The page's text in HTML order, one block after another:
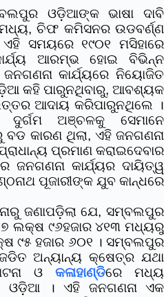
ଓଡ଼ିଆଙ୍କ ଭାଷା ଦାବି
ଚିଫ କମିସନର ଉଡବର୍ଣ୍ଣ
ସମୟରେ ୧୯୦୧ ମସିହାରେ
ଆରମ୍ଭ ହୋଇ ବିଭିନ୍ନ
କାର୍ଯ୍ୟରେ ନିୟୋଜିତ
ଓଡ଼ିଆ କହି ପାରୁନଥିବାରୁ, ଆବଶ୍ୟକ
ଆଦାୟ କରିପାରୁନଥିଲେ ।
ଅଞ୍ଚଳକୁ ସେମାନେ
କାରଣ ଥିଲା, ଏହି ଜନଗଣନା
ପ୍ରମାଣ କରାଇଦେବାର
କାର୍ଯ୍ୟର ଦାୟିତ୍ୱ
ପୂଜାରୀଙ୍କ ଯୁବ କାନ୍ଧରେ
ଜଣାପଡ଼ିଲା ଯେ, ସମ୍ବଲପୁର
ଲକ୍ଷ ୯୬ହଜାର ୪୧୩ ମଧ୍ୟରୁ
୯୫ ହଜାର ୬୦୧ । ସମ୍ବଲପୁର
ଅନ୍ୟାନ୍ୟ କ୍ଷେତ୍ର ଯଥା
ଓ କଳାହାଣ୍ଡିରେ ମଧ୍ୟ
ଓଡ଼ିଆ । ଏହି ଜନଗଣନା ଏକ